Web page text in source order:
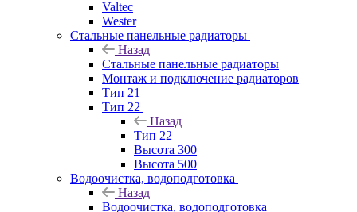
Valtec
Wester
Стальные панельные радиаторы
Назад
Стальные панельные радиаторы
Монтаж и подключение радиаторов
Тип 21
Тип 22
Назад
Тип 22
Высота 300
Высота 500
Водоочистка, водоподготовка
Назад
Водоочистка, водоподготовка